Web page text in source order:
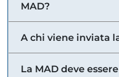
MAD?
A chi viene inviata
La MAD deve